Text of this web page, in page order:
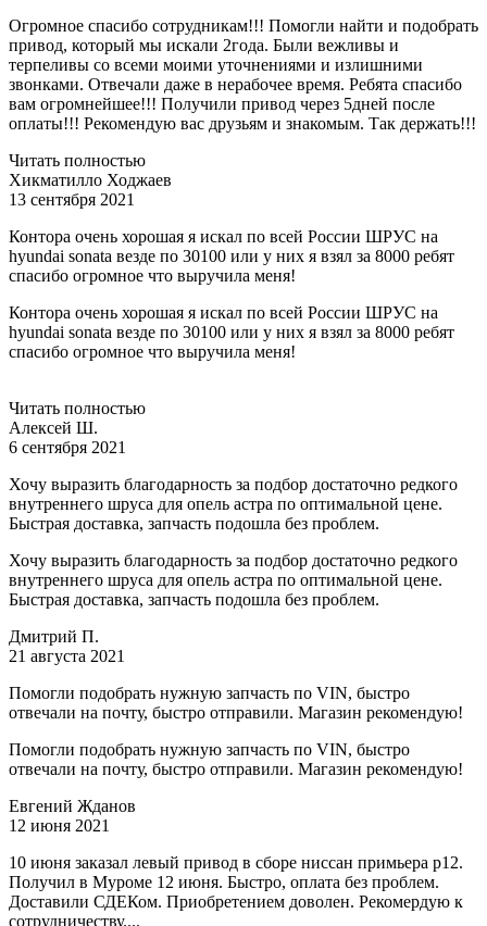
Огромное спасибо сотрудникам!!! Помогли найти и подобрать
привод, который мы искали 2года. Были вежливы и
терпеливы со всеми моими уточнениями и излишними
звонками. Отвечали даже в нерабочее время. Ребята спасибо
вам огромнейшее!!! Получили привод через 5дней после
оплаты!!! Рекомендую вас друзьям и знакомым. Так держать!!!
Читать полностью
Хикматилло Ходжаев
13 сентября 2021
Контора очень хорошая я искал по всей России ШРУС на
hyundai sonata везде по 30100 или у них я взял за 8000 ребят
спасибо огромное что выручила меня!
Контора очень хорошая я искал по всей России ШРУС на
hyundai sonata везде по 30100 или у них я взял за 8000 ребят
спасибо огромное что выручила меня!
Читать полностью
Алексей Ш.
6 сентября 2021
Хочу выразить благодарность за подбор достаточно редкого
внутреннего шруса для опель астра по оптимальной цене.
Быстрая доставка, запчасть подошла без проблем.
Хочу выразить благодарность за подбор достаточно редкого
внутреннего шруса для опель астра по оптимальной цене.
Быстрая доставка, запчасть подошла без проблем.
Дмитрий П.
21 августа 2021
Помогли подобрать нужную запчасть по VIN, быстро
отвечали на почту, быстро отправили. Магазин рекомендую!
Помогли подобрать нужную запчасть по VIN, быстро
отвечали на почту, быстро отправили. Магазин рекомендую!
Евгений Жданов
12 июня 2021
10 июня заказал левый привод в сборе ниссан примьера р12.
Получил в Муроме 12 июня. Быстро, оплата без проблем.
Доставили СДЕКом. Приобретением доволен. Рекомердую к
сотрудничеству....